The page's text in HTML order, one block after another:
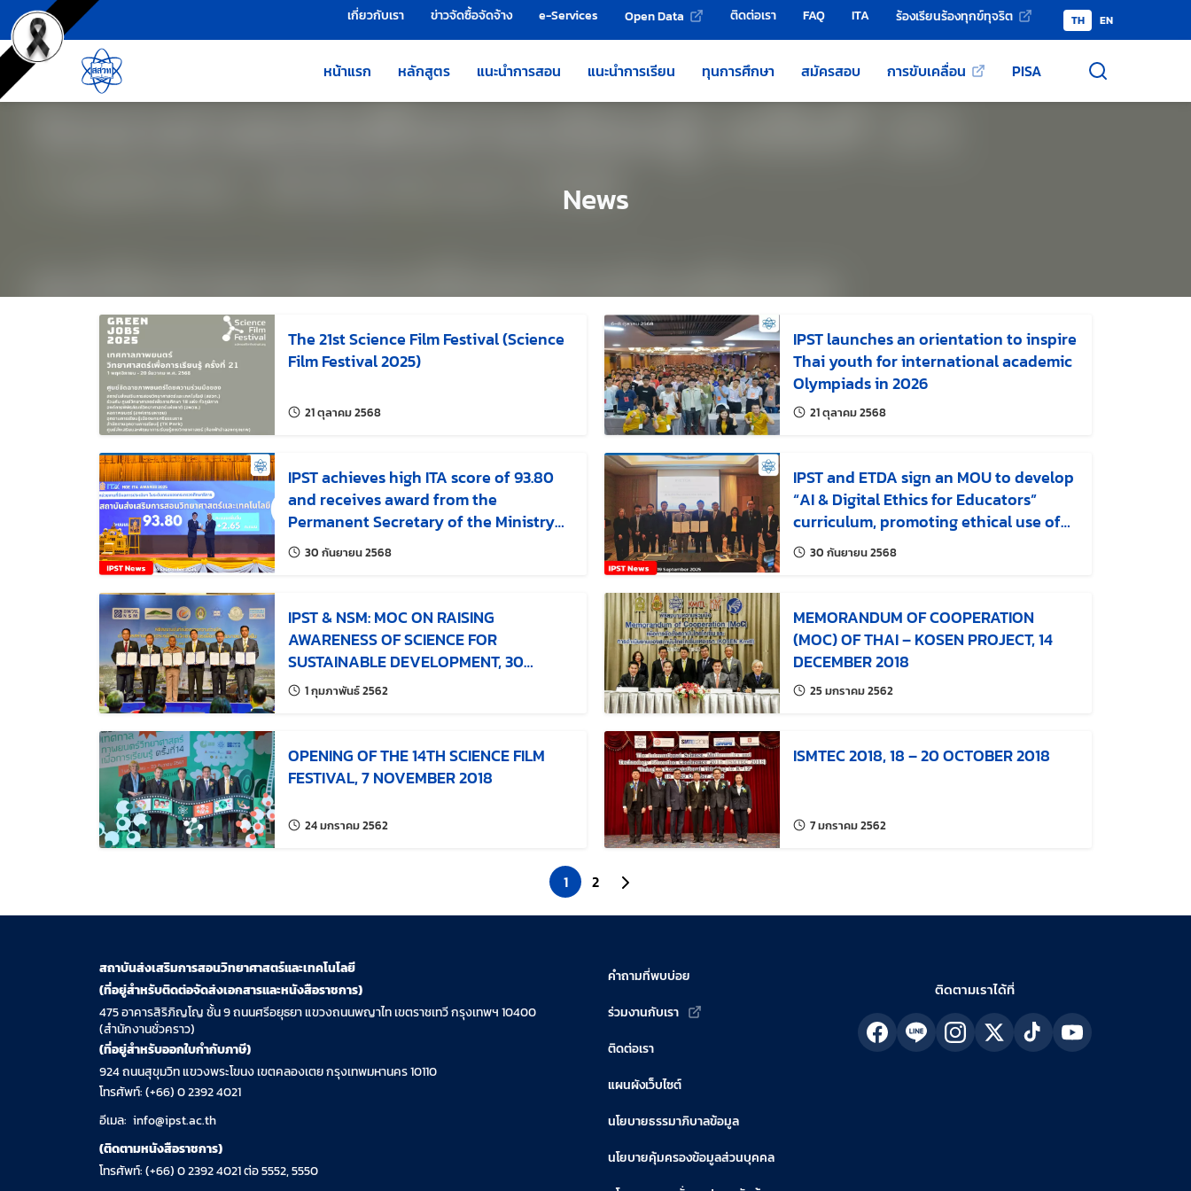
ข้ามไปยังเนื้อหาหลัก
เครื่องมือช่วยเหลือ เกี่ยวกับเรา ข่าวจัดซื้อจัดจ้าง e-Services Open Data ติดต่อเรา FAQ ITA ร้องเรียนร้องทุกข์ทุจริต TH EN
หน้าแรก หลักสูตร แนะนำการสอน แนะนำการเรียน ทุนการศึกษา สมัครสอบ การขับเคลื่อน PISA
News
The 21st Science Film Festival (Science
Film Festival 2025)
21 ตุลาคม 2568แก้ไขล่าสุดเมื่อ:
IPST launches an orientation to inspire
Thai youth for international academic
Olympiads in 2026
21 ตุลาคม 2568แก้ไขล่าสุดเมื่อ:
IPST achieves high ITA score of 93.80
and receives award from the
Permanent Secretary of the Ministry
of Education, highlighting its
transparency and good governance
30 กันยายน 2568แก้ไขล่าสุดเมื่อ:
IPST and ETDA sign an MOU to develop
“AI & Digital Ethics for Educators”
curriculum, promoting ethical use of
AI in Thai education
30 กันยายน 2568แก้ไขล่าสุดเมื่อ:
IPST & NSM: MOC ON RAISING
AWARENESS OF SCIENCE FOR
SUSTAINABLE DEVELOPMENT, 30
JANUARY 2019
1 กุมภาพันธ์ 2562แก้ไขล่าสุดเมื่อ:
MEMORANDUM OF COOPERATION
(MOC) OF THAI – KOSEN PROJECT, 14
DECEMBER 2018
25 มกราคม 2562แก้ไขล่าสุดเมื่อ:
OPENING OF THE 14TH SCIENCE FILM
FESTIVAL, 7 NOVEMBER 2018
24 มกราคม 2562แก้ไขล่าสุดเมื่อ:
ISMTEC 2018, 18 – 20 OCTOBER 2018
7 มกราคม 2562แก้ไขล่าสุดเมื่อ:
1 2 ไปยังหน้าถัดไป
สถาบันส่งเสริมการสอนวิทยาศาสตร์และเทคโนโลยี
(ที่อยู่สำหรับติดต่อจัดส่งเอกสารและหนังสือราชการ)
475 อาคารสิริภิญโญ ชั้น 9 ถนนศรีอยุธยา แขวงถนนพญาไท เขตราชเทวี กรุงเทพฯ 10400
(สำนักงานชั่วคราว)
(ที่อยู่สำหรับออกใบกำกับภาษี)
924 ถนนสุขุมวิท แขวงพระโขนง เขตคลองเตย กรุงเทพมหานคร 10110
โทรศัพท์: (+66) 0 2392 4021
อีเมล: info@ipst.ac.th
(ติดตามหนังสือราชการ)
โทรศัพท์: (+66) 0 2392 4021 ต่อ 5552, 5550
คำถามที่พบบ่อย
ร่วมงานกับเรา
ติดต่อเรา
แผนผังเว็บไซต์
นโยบายธรรมาภิบาลข้อมูล
นโยบายคุ้มครองข้อมูลส่วนบุคคล
ติดตามเราได้ที่